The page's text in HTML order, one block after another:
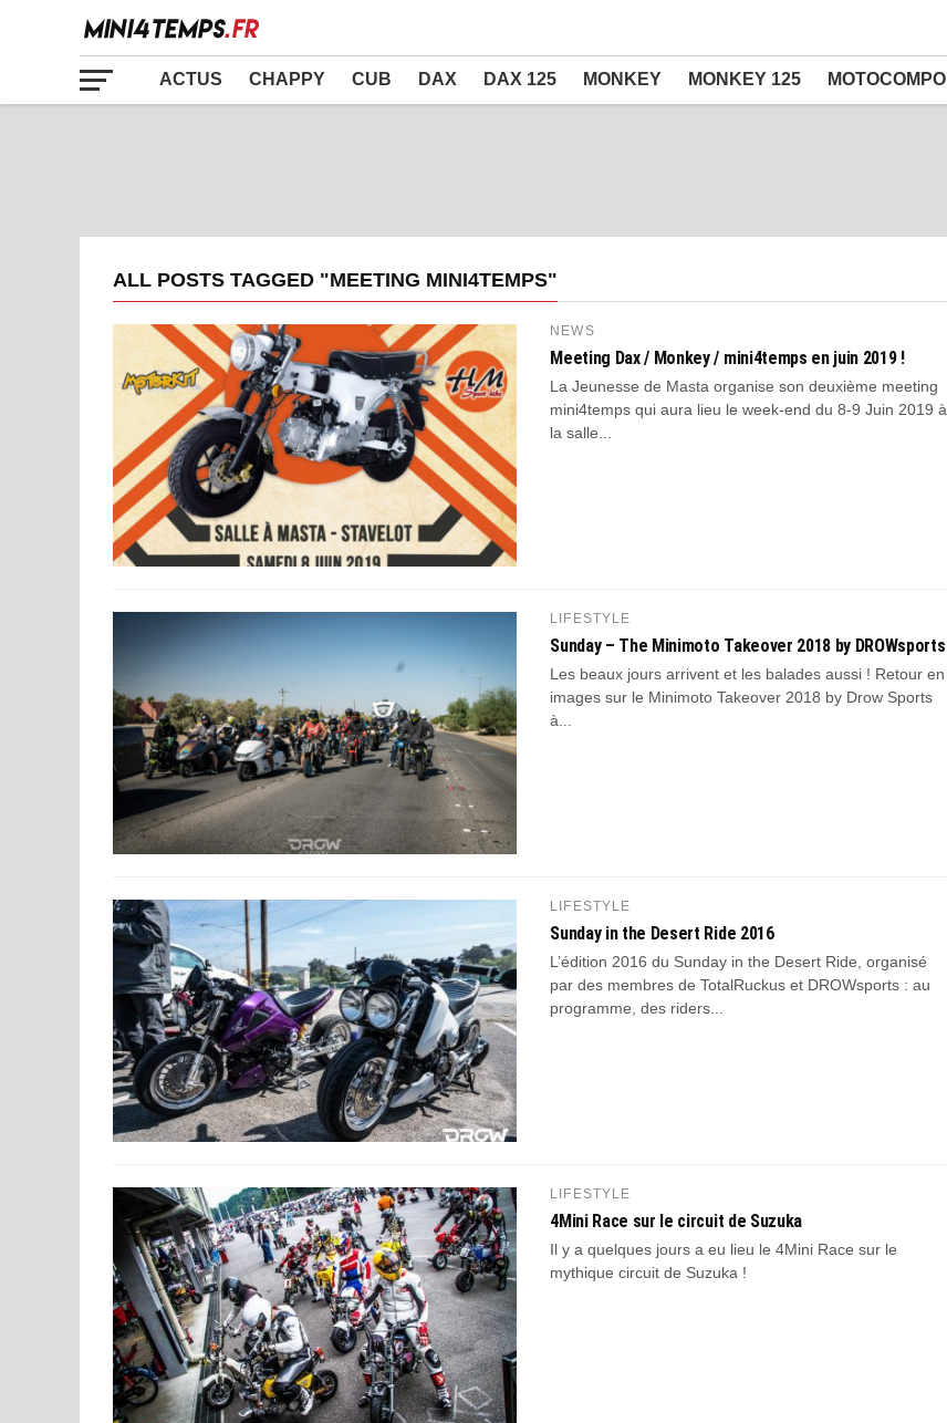
ACTUS CHAPPY CUB DAX DAX 125 MONKEY MONKEY 125 MOTOCOMPO
ALL POSTS TAGGED "MEETING MINI4TEMPS"
NEWS
Meeting Dax / Monkey / mini4temps en juin 2019 !
La Jeunesse de Masta organise son deuxième meeting
mini4temps qui aura lieu le week-end du 8-9 Juin 2019 à
la salle...
LIFESTYLE
Sunday – The Minimoto Takeover 2018 by DROWsports
Les beaux jours arrivent et les balades aussi ! Retour en
images sur le Minimoto Takeover 2018 by Drow Sports
à...
LIFESTYLE
Sunday in the Desert Ride 2016
L’édition 2016 du Sunday in the Desert Ride, organisé
par des membres de TotalRuckus et DROWsports : au
programme, des riders...
LIFESTYLE
4Mini Race sur le circuit de Suzuka
Il y a quelques jours a eu lieu le 4Mini Race sur le
mythique circuit de Suzuka !